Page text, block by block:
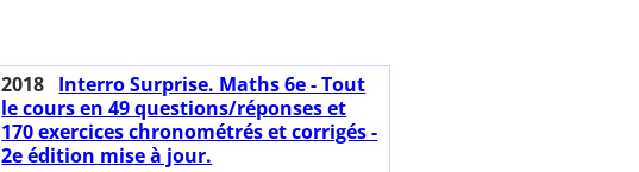
2018 Interro Surprise. Maths 6e - Tout
le cours en 49 questions/réponses et
170 exercices chronométrés et corrigés -
2e édition mise à jour.